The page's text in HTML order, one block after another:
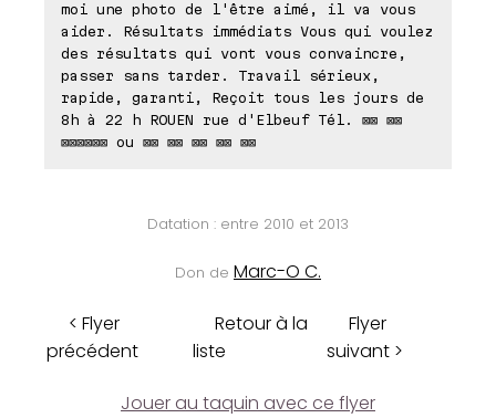
moi une photo de l'être aimé, il va vous
aider. Résultats immédiats Vous qui voulez
des résultats qui vont vous convaincre,
passer sans tarder. Travail sérieux,
rapide, garanti, Reçoit tous les jours de
8h à 22 h ROUEN rue d'Elbeuf Tél. ⊠⊠ ⊠⊠
⊠⊠⊠⊠⊠⊠ ou ⊠⊠ ⊠⊠ ⊠⊠ ⊠⊠ ⊠⊠
Datation : entre 2010 et 2013
Don de Marc-O C.
< Flyer
précédent
Retour à la
liste
Flyer
suivant >
Jouer au taquin avec ce flyer